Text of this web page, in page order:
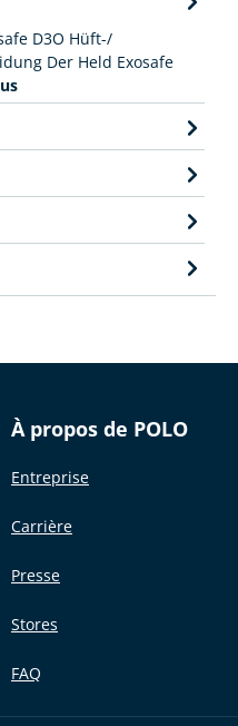
D3O Hüft-/
Der Held Exosafe
À propos de POLO
Entreprise
Carrière
Presse
Stores
FAQ